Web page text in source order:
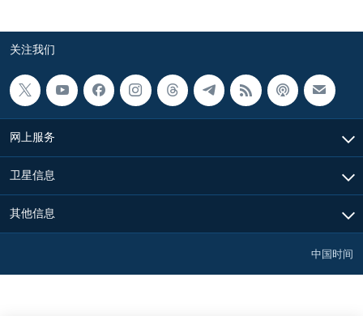
关注我们
网上服务
卫星信息
其他信息
中国时间